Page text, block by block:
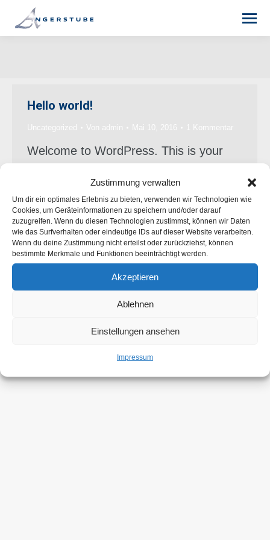
Zustimmung verwalten
Um dir ein optimales Erlebnis zu bieten, verwenden wir Technologien wie
Cookies, um Geräteinformationen zu speichern und/oder darauf
zuzugreifen. Wenn du diesen Technologien zustimmst, können wir Daten
wie das Surfverhalten oder eindeutige IDs auf dieser Website verarbeiten.
Wenn du deine Zustimmung nicht erteilst oder zurückziehst, können
bestimmte Merkmale und Funktionen beeinträchtigt werden.
Akzeptieren
Ablehnen
Einstellungen ansehen
Impressum
Hello world!
Uncategorized Von admin Mai 10, 2016 1 Kommentar
Welcome to WordPress. This is your
© 2024 Angerstube